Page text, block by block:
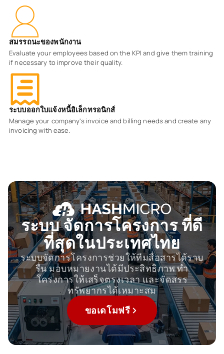
สมรรถนะของพนักงาน
Evaluate your employees based on the KPI and give them training
if necessary to improve their quality.
ระบบออกใบแจ้งหนี้อิเล็กทรอนิกส์
Manage your company's invoice and billing needs and create any
invoicing with ease.
ระบบจัดการโครงการที่ดี
ที่สุดในประเทศไทย
ระบบจัดการโครงการช่วยให้ทีมสื่อสารได้ราบ
รื่น มอบหมายงานได้มีประสิทธิภาพ ทำ
โครงการให้เสร็จตรงเวลา และจัดสรร
ทรัพยากรได้เหมาะสม
ขอเดโมฟรี